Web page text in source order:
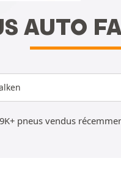
AUTO
pneus vendus